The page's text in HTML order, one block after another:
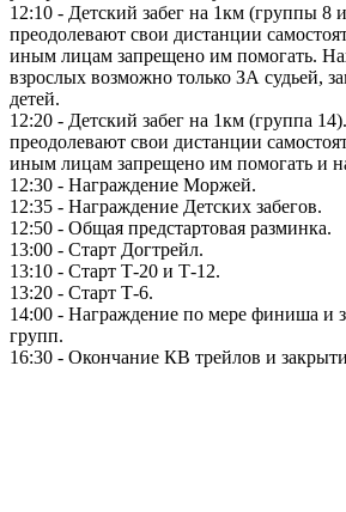
12:10 - Детский забег на 1км (группы 8
преодолевают свои дистанции
иным лицам запрещено им помогать.
взрослых возможно только ЗА судьей,
детей.
12:20 - Детский забег на 1км (группа
преодолевают свои дистанции
иным лицам запрещено им помогать и
12:30 - Награждение Моржей.
12:35 - Награждение Детских забегов.
12:50 - Общая предстартовая разминка.
13:00 - Старт Догтрейл.
13:10 - Старт Т-20 и Т-12.
13:20 - Старт Т-6.
14:00 - Награждение по мере финиша и
групп.
16:30 - Окончание КВ трейлов и